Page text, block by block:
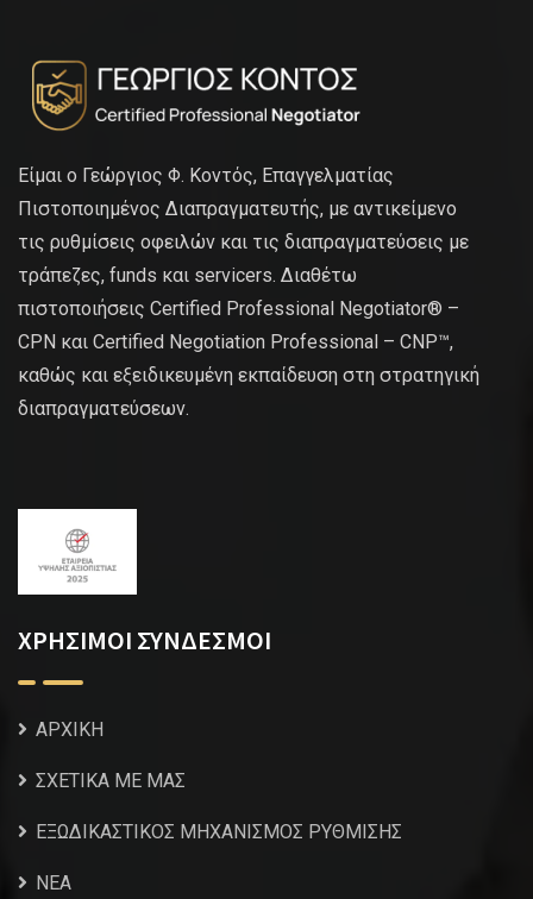
Είμαι ο Γεώργιος Φ. Κοντός, Επαγγελματίας
Πιστοποιημένος Διαπραγματευτής, με αντικείμενο
τις ρυθμίσεις οφειλών και τις διαπραγματεύσεις με
τράπεζες, funds και servicers. Διαθέτω
πιστοποιήσεις Certified Professional Negotiator® –
CPN και Certified Negotiation Professional – CNP™,
καθώς και εξειδικευμένη εκπαίδευση στη στρατηγική
διαπραγματεύσεων.
ΧΡΗΣΙΜΟΙ ΣΥΝΔΕΣΜΟΙ
ΑΡΧΙΚΗ
ΣΧΕΤΙΚΑ ΜΕ ΜΑΣ
ΕΞΩΔΙΚΑΣΤΙΚΟΣ ΜΗΧΑΝΙΣΜΟΣ ΡΥΘΜΙΣΗΣ
NEA